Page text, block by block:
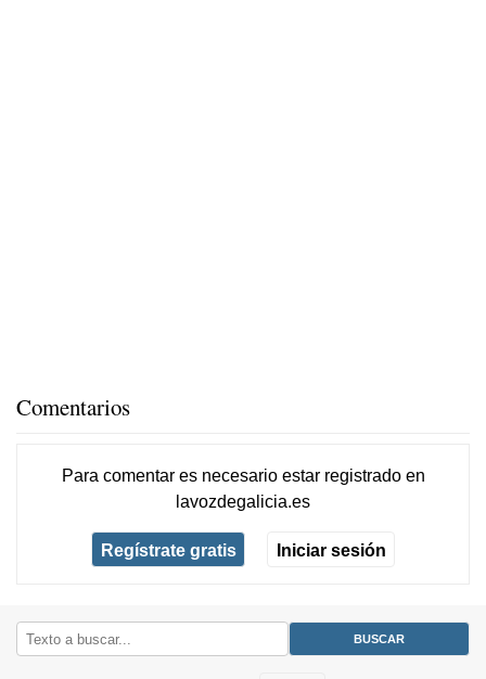
Comentarios
Para comentar es necesario estar registradoen
lavozdegalicia.es
Regístrate gratis Iniciar sesión